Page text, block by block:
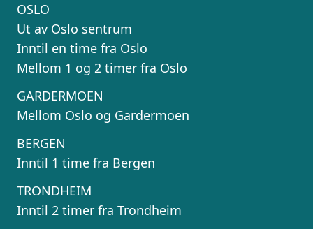
OSLO
Ut av Oslo sentrum
Inntil en time fra Oslo
Mellom 1 og 2 timer fra Oslo
GARDERMOEN
Mellom Oslo og Gardermoen
BERGEN
Inntil 1 time fra Bergen
TRONDHEIM
Inntil 2 timer fra Trondheim